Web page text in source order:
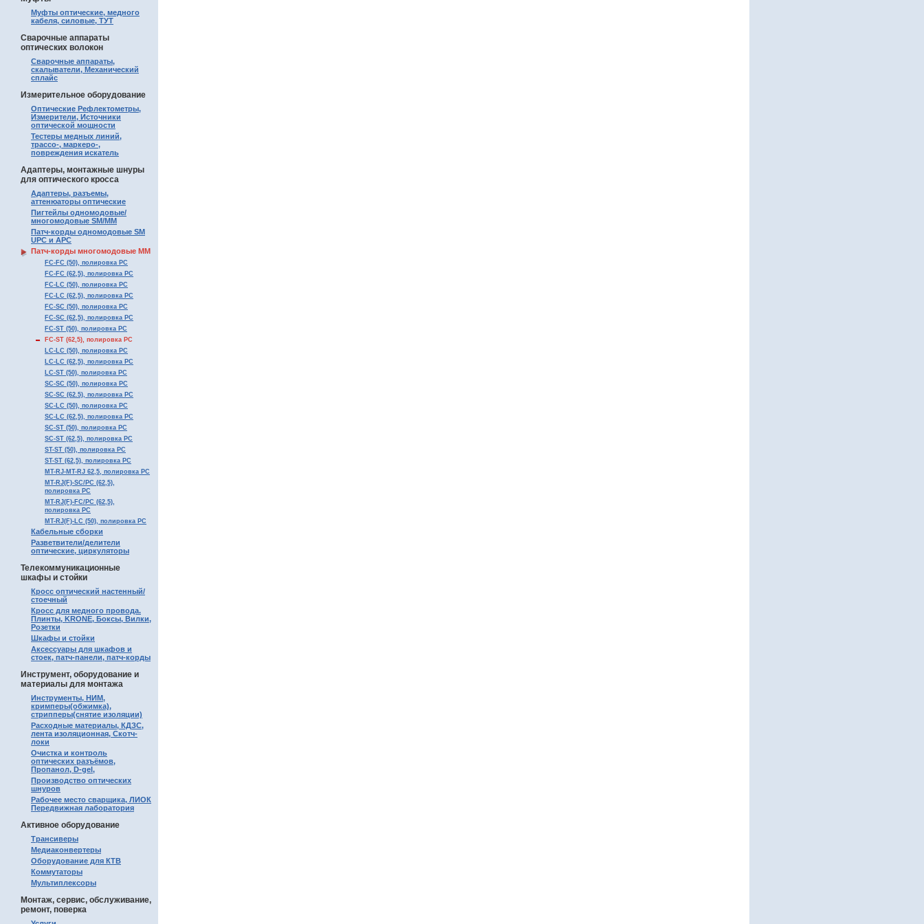
Муфты оптические, медного
кабеля, силовые, ТУТ
Сварочные аппараты
оптических волокон
Сварочные аппараты,
скалыватели, Механический
сплайс
Измерительное оборудование
Оптические Рефлектометры,
Измерители, Источники
оптической мощности
Тестеры медных линий,
трассо-, маркеро-,
повреждения искатель
Адаптеры, монтажные шнуры
для оптического кросса
Адаптеры, разъемы,
аттенюаторы оптические
Пигтейлы одномодовые/
многомодовые SM/MM
Патч-корды одномодовые SM
UPC и APC
Патч-корды многомодовые MM
FC-FC (50), полировка PC
FC-FC (62,5), полировка PC
FC-LC (50), полировка PC
FC-LC (62,5), полировка PC
FC-SC (50), полировка PC
FC-SC (62,5), полировка PC
FC-ST (50), полировка PC
FC-ST (62,5), полировка PC
LC-LC (50), полировка PC
LC-LC (62,5), полировка PC
LC-ST (50), полировка PC
SC-SC (50), полировка PC
SC-SC (62.5), полировка PC
SC-LC (50), полировка PC
SC-LC (62,5), полировка PC
SC-ST (50), полировка PC
SC-ST (62,5), полировка PC
ST-ST (50), полировка PC
ST-ST (62,5), полировка PC
MT-RJ-MT-RJ 62,5, полировка PC
MT-RJ(F)-SC/PC (62,5),
полировка PC
MT-RJ(F)-FC/PC (62,5),
полировка PC
MT-RJ(F)-LC (50), полировка PC
Кабельные сборки
Разветвители/делители
оптические, циркуляторы
Телекоммуникационные
шкафы и стойки
Кросс оптический настенный/
стоечный
Кросс для медного провода.
Плинты, KRONE, Боксы, Вилки,
Розетки
Шкафы и стойки
Аксессуары для шкафов и
стоек, патч-панели, патч-корды
Инструмент, оборудование и
материалы для монтажа
Инструменты, НИМ,
кримперы(обжимка),
стрипперы(снятие изоляции)
Расходные материалы, КДЗС,
лента изоляционная, Скотч-
локи
Очистка и контроль
оптических разъёмов,
Пропанол, D-gel,
Производство оптических
шнуров
Рабочее место сварщика, ЛИОК
Передвижная лаборатория
Активное оборудование
Трансиверы
Медиаконвертеры
Оборудование для КТВ
Коммутаторы
Мультиплексоры
Монтаж, сервис, обслуживание,
ремонт, поверка